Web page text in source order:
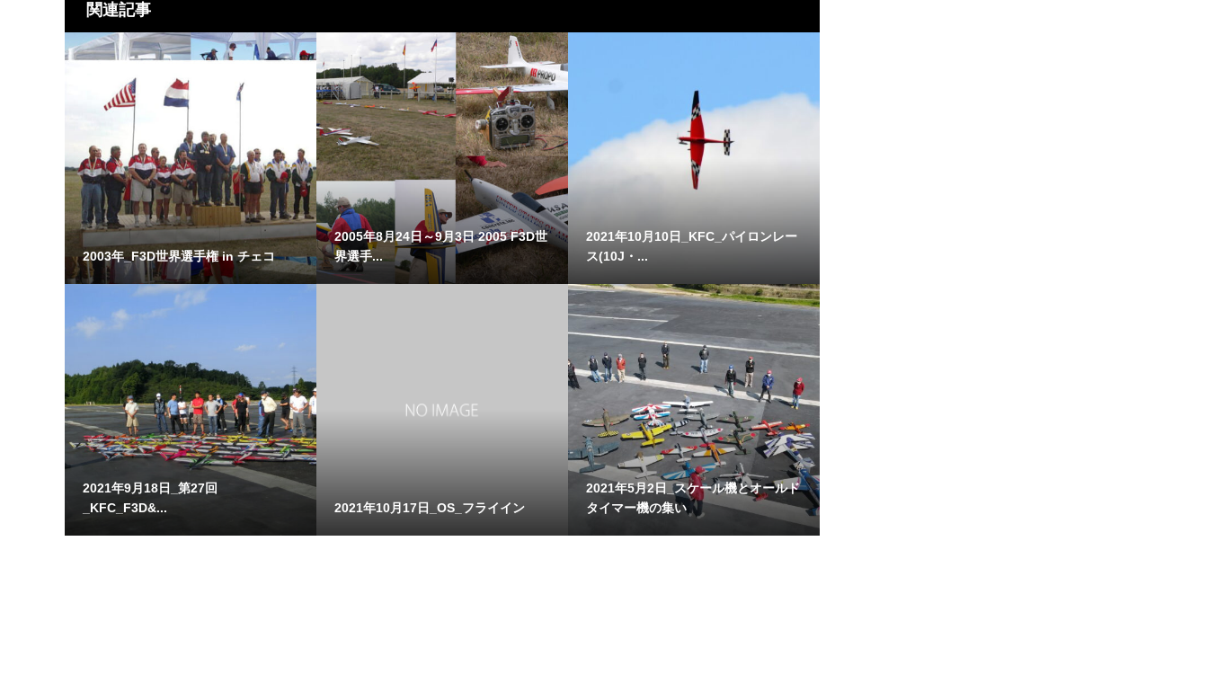
関連記事
2003年_F3D世界選手権 in チェコ
2005年8月24日～9月3日 2005 F3D世
界選手...
2021年10月10日_KFC_パイロンレー
ス(10J・...
2021年9月18日_第27回
_KFC_F3D&...
2021年10月17日_OS_フライイン
2021年5月2日_スケール機とオールド
タイマー機の集い